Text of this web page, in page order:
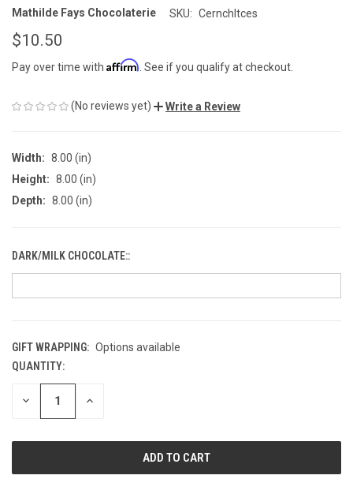
Mathilde Fays Chocolaterie SKU: Cernchltces
$10.50
Pay over time with Affirm . See if you qualify at checkout.
(No reviews yet) Write a Review
Width: 8.00 (in)
Height: 8.00 (in)
Depth: 8.00 (in)
DARK/MILK CHOCOLATE::
GIFT WRAPPING: Options available
CURRENT
STOCK:
QUANTITY:
DECREASE INCREASE